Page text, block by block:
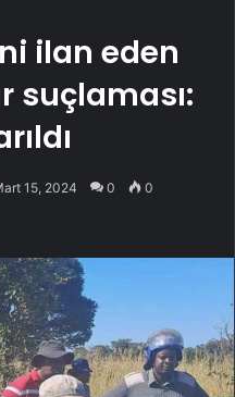
ilan eden
suçlaması:
15, 2024 0 0